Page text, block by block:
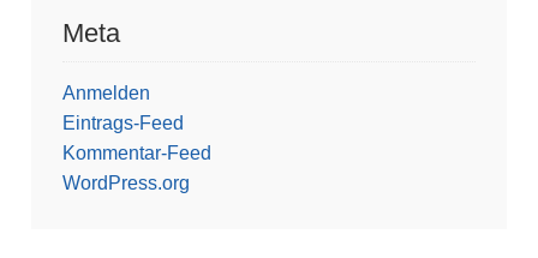
Meta
Anmelden
Eintrags-Feed
Kommentar-Feed
WordPress.org